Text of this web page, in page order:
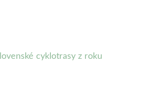
cyklotrasy z roku